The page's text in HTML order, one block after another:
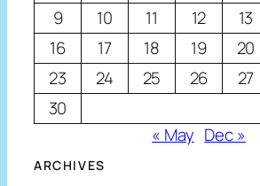
9
10 11 12 13
16
17 18 19 20
23
24 25 26 27
30
« May Dec »
ARCHIVES